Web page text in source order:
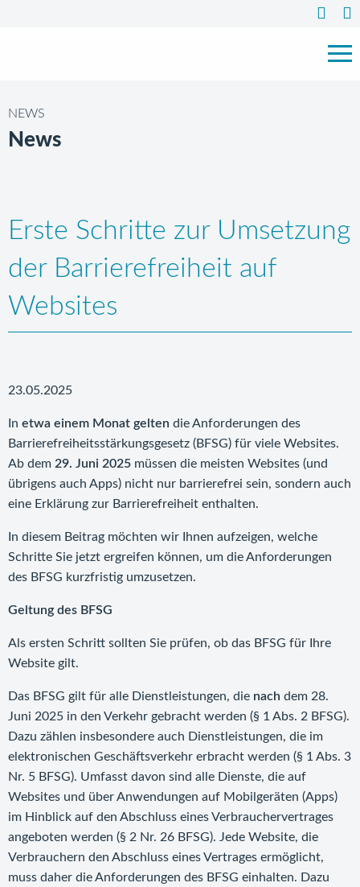
NEWS
News
Erste Schritte zur Umsetzung
der Barrierefreiheit auf
Websites
23.05.2025
In etwa einem Monat gelten die Anforderungen des
Barrierefreiheitsstärkungsgesetz (BFSG) für viele Websites.
Ab dem 29. Juni 2025 müssen die meisten Websites (und
übrigens auch Apps) nicht nur barrierefrei sein, sondern auch
eine Erklärung zur Barrierefreiheit enthalten.
In diesem Beitrag möchten wir Ihnen aufzeigen, welche
Schritte Sie jetzt ergreifen können, um die Anforderungen
des BFSG kurzfristig umzusetzen.
Geltung des BFSG
Als ersten Schritt sollten Sie prüfen, ob das BFSG für Ihre
Website gilt.
Das BFSG gilt für alle Dienstleistungen, die nach dem 28.
Juni 2025 in den Verkehr gebracht werden (§ 1 Abs. 2 BFSG).
Dazu zählen insbesondere auch Dienstleistungen, die im
elektronischen Geschäftsverkehr erbracht werden (§ 1 Abs. 3
Nr. 5 BFSG). Umfasst davon sind alle Dienste, die auf
Websites und über Anwendungen auf Mobilgeräten (Apps)
im Hinblick auf den Abschluss eines Verbrauchervertrages
angeboten werden (§ 2 Nr. 26 BFSG). Jede Website, die
Verbrauchern den Abschluss eines Vertrages ermöglicht,
muss daher die Anforderungen des BFSG einhalten. Dazu